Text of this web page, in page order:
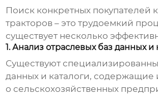
Поиск конкретных покупателей
тракторов – это трудоемкий
существует несколько
1. Анализ отраслевых баз данных и
Существуют
данных и каталоги,
о сельскохозяйственных